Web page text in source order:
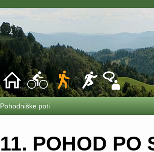
Pohodniške poti
11. POHOD PO